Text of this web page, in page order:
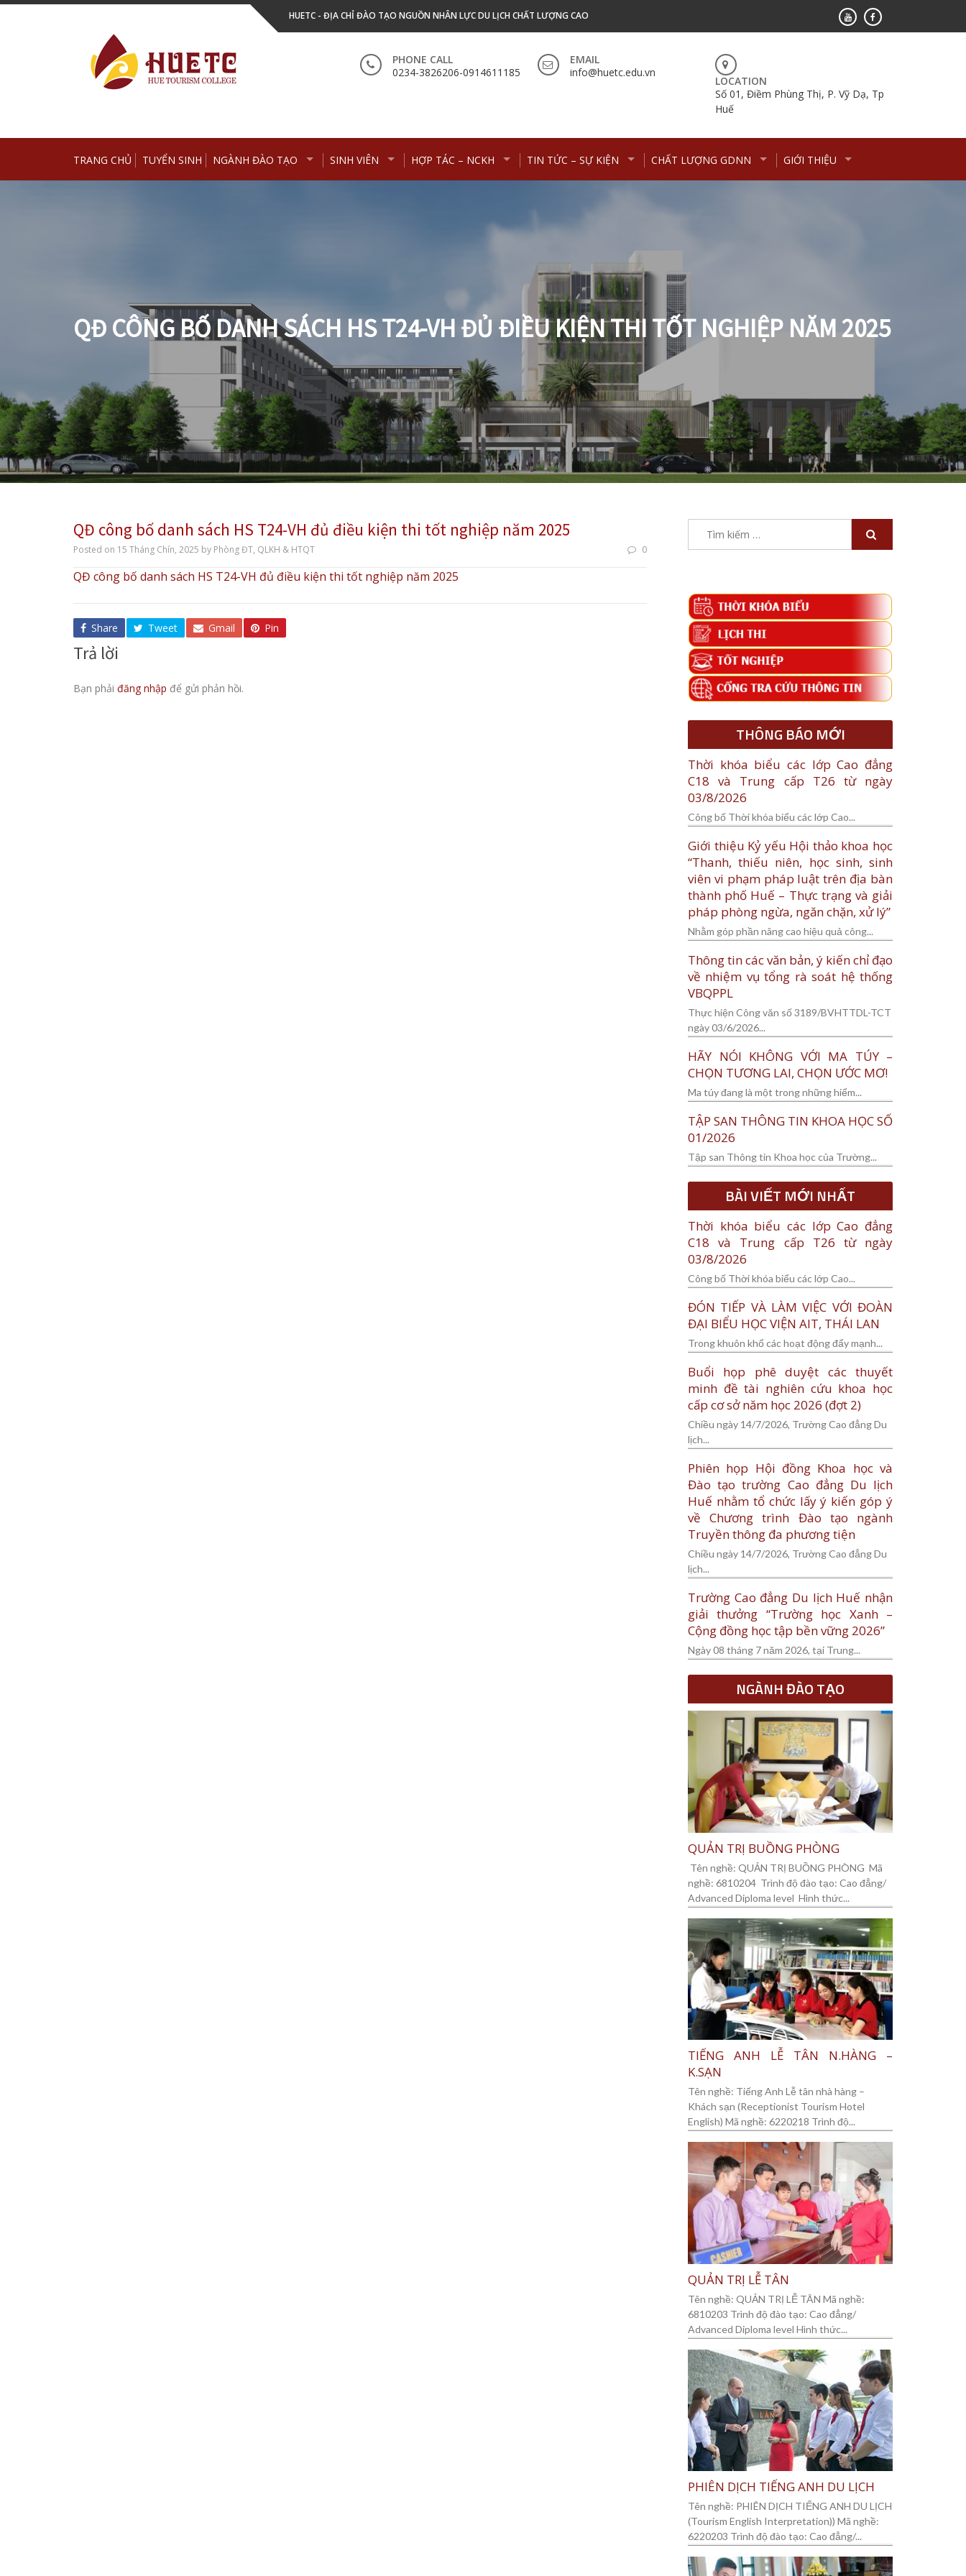
Skip
HUETC - ĐỊA CHỈ ĐÀO TẠO NGUỒN NHÂN LỰC DU LỊCH CHẤT LƯỢNG CAO
PHONE CALL
0234-3826206-0914611185
EMAIL
info@huetc.edu.vn
LOCATION
Số 01, Điềm Phùng Thị, P. Vỹ Dạ, Tp
Huế
TRANG CHỦ TUYỂN SINH NGÀNH ĐÀO TẠO SINH VIÊN HỢP TÁC – NCKH TIN TỨC – SỰ KIỆN CHẤT LƯỢNG GDNN GIỚI THIỆU
QĐ CÔNG BỐ DANH SÁCH HS T24-VH ĐỦ ĐIỀU KIỆN THI TỐT NGHIỆP NĂM 2025
QĐ công bố danh sách HS T24-VH đủ điều kiện thi tốt nghiệp năm 2025
Posted on 15 Tháng Chín, 2025 by Phòng ĐT, QLKH & HTQT 0
QĐ công bố danh sách HS T24-VH đủ điều kiện thi tốt nghiệp năm 2025
Share Tweet Gmail Pin
Trả lời
Bạn phải đăng nhập để gửi phản hồi.
kiếm
THÔNG BÁO MỚI
Thời khóa biểu các lớp Cao đẳng
C18 và Trung cấp T26 từ ngày
03/8/2026
Công bố Thời khóa biểu các lớp Cao...
Giới thiệu Kỷ yếu Hội thảo khoa học
“Thanh, thiếu niên, học sinh, sinh
viên vi phạm pháp luật trên địa bàn
thành phố Huế – Thực trạng và giải
pháp phòng ngừa, ngăn chặn, xử lý”
Nhằm góp phần nâng cao hiệu quả công...
Thông tin các văn bản, ý kiến chỉ đạo
về nhiệm vụ tổng rà soát hệ thống
VBQPPL
Thực hiện Công văn số 3189/BVHTTDL-TCT
ngày 03/6/2026...
HÃY NÓI KHÔNG VỚI MA TÚY –
CHỌN TƯƠNG LAI, CHỌN ƯỚC MƠ!
Ma túy đang là một trong những hiểm...
TẬP SAN THÔNG TIN KHOA HỌC SỐ
01/2026
Tập san Thông tin Khoa học của Trường...
BÀI VIẾT MỚI NHẤT
Thời khóa biểu các lớp Cao đẳng
C18 và Trung cấp T26 từ ngày
03/8/2026
Công bố Thời khóa biểu các lớp Cao...
ĐÓN TIẾP VÀ LÀM VIỆC VỚI ĐOÀN
ĐẠI BIỂU HỌC VIỆN AIT, THÁI LAN
Trong khuôn khổ các hoạt động đẩy mạnh...
Buổi họp phê duyệt các thuyết
minh đề tài nghiên cứu khoa học
cấp cơ sở năm học 2026 (đợt 2)
Chiều ngày 14/7/2026, Trường Cao đẳng Du
lịch...
Phiên họp Hội đồng Khoa học và
Đào tạo trường Cao đẳng Du lịch
Huế nhằm tổ chức lấy ý kiến góp ý
về Chương trình Đào tạo ngành
Truyền thông đa phương tiện
Chiều ngày 14/7/2026, Trường Cao đẳng Du
lịch...
Trường Cao đẳng Du lịch Huế nhận
giải thưởng “Trường học Xanh –
Cộng đồng học tập bền vững 2026”
Ngày 08 tháng 7 năm 2026, tại Trung...
NGÀNH ĐÀO TẠO
QUẢN TRỊ BUỒNG PHÒNG
Tên nghề: QUẢN TRỊ BUỒNG PHÒNG Mã
nghề: 6810204 Trình độ đào tạo: Cao đẳng/
Advanced Diploma level Hình thức...
TIẾNG ANH LỄ TÂN N.HÀNG –
K.SẠN
Tên nghề: Tiếng Anh Lễ tân nhà hàng –
Khách sạn (Receptionist Tourism Hotel
English) Mã nghề: 6220218 Trình độ...
QUẢN TRỊ LỄ TÂN
Tên nghề: QUẢN TRỊ LỄ TÂN Mã nghề:
6810203 Trình độ đào tạo: Cao đẳng/
Advanced Diploma level Hình thức...
PHIÊN DỊCH TIẾNG ANH DU LỊCH
Tên nghề: PHIÊN DỊCH TIẾNG ANH DU LỊCH
(Tourism English Interpretation)) Mã nghề:
6220203 Trình độ đào tạo: Cao đẳng/...